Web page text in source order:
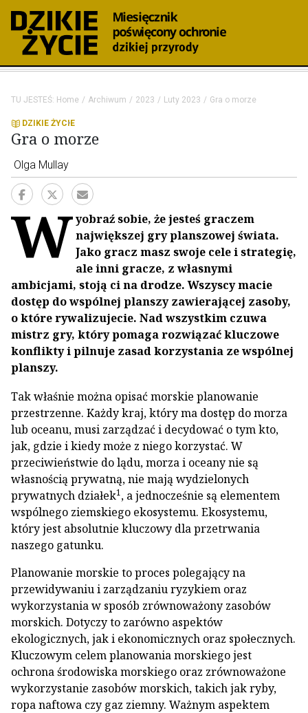
TU JESTEŚ: Home Archiwum 2023 Luty 2023 Gra o morze
DZIKIE ŻYCIE
Gra o morze
Olga Mullay
Wyobraź sobie, że jesteś graczem
największej gry planszowej świata.
Jako gracz masz swoje cele i strategię,
ale inni gracze, z własnymi
ambicjami, stoją ci na drodze. Wszyscy macie
dostęp do wspólnej planszy zawierającej zasoby,
o które rywalizujecie. Nad wszystkim czuwa
mistrz gry, który pomaga rozwiązać kluczowe
konflikty i pilnuje zasad korzystania ze wspólnej
planszy.
Tak właśnie można opisać morskie planowanie
przestrzenne. Każdy kraj, który ma dostęp do morza
lub oceanu, musi zarządzać i decydować o tym kto,
jak, gdzie i kiedy może z niego korzystać. W
przeciwieństwie do lądu, morza i oceany nie są
własnością prywatną, nie mają wydzielonych
prywatnych działek1, a jednocześnie są elementem
wspólnego ziemskiego ekosystemu. Ekosystemu,
który jest absolutnie kluczowy dla przetrwania
naszego gatunku.
Planowanie morskie to proces polegający na
przewidywaniu i zarządzaniu ryzykiem oraz
wykorzystania w sposób zrównoważony zasobów
morskich. Dotyczy to zarówno aspektów
ekologicznych, jak i ekonomicznych oraz społecznych.
Kluczowym celem planowania morskiego jest
ochrona środowiska morskiego oraz zrównoważone
wykorzystanie zasobów morskich, takich jak ryby,
ropa naftowa czy gaz ziemny. Ważnym aspektem